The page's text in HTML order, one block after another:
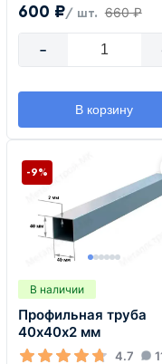
600 ₽/ шт. 660 ₽
-
В корзину
В наличии
Профильная труба
40х40х2 мм
4.7
-9%